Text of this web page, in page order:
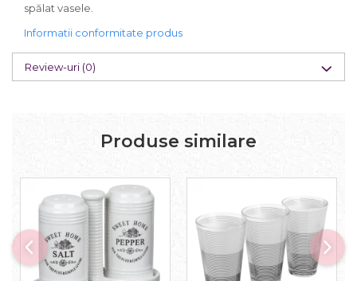
spălat vasele.
Informatii conformitate produs
Review-uri (0)
Produse similare